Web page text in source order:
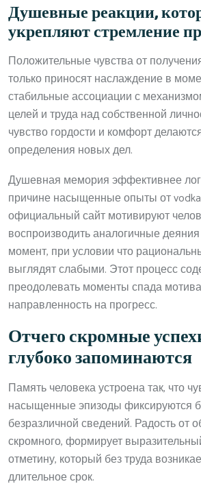
Душевные реакции,
укрепляют стремление
Положительные чувства от
только приносят наслаждение в
стабильные ассоциации с
целей и труда над собственной
чувство гордости и комфорт
определения новых дел.
Душевная мемория эффективнее
причине насыщенные опыты от
официальный сайт мотивируют
воспроизводить аналогичные
момент, при условии что
выглядят слабыми. Этот процесс
преодолевать моменты спада
направленность на прогресс.
Отчего скромные
глубоко запоминаются
Память человека устроена так, что
насыщенные эпизоды фиксируются
безразличной сведений. Радость от
скромного, формирует
отметину, который без труда
длительное срок.